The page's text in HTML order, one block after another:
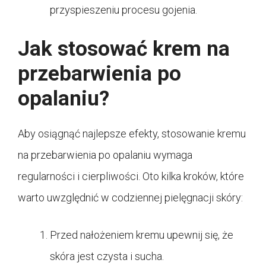
przyspieszeniu procesu gojenia.
Jak stosować krem na
przebarwienia po
opalaniu?
Aby osiągnąć najlepsze efekty, stosowanie kremu
na przebarwienia po opalaniu wymaga
regularności i cierpliwości. Oto kilka kroków, które
warto uwzględnić w codziennej pielęgnacji skóry:
Przed nałożeniem kremu upewnij się, że
skóra jest czysta i sucha.